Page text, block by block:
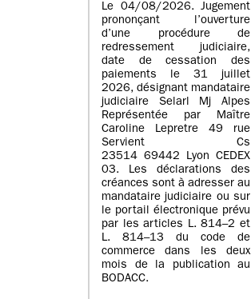
Le 04/08/2026. Jugement
prononçant l’ouverture
d’une procédure de
redressement judiciaire,
date de cessation des
paiements le 31 juillet
2026, désignant mandataire
judiciaire Selarl Mj Alpes
Représentée par Maître
Caroline Lepretre 49 rue
Servient Cs
23514 69442 Lyon CEDEX
03. Les déclarations des
créances sont à adresser au
mandataire judiciaire ou sur
le portail électronique prévu
par les articles L. 814–2 et
L. 814–13 du code de
commerce dans les deux
mois de la publication au
BODACC.